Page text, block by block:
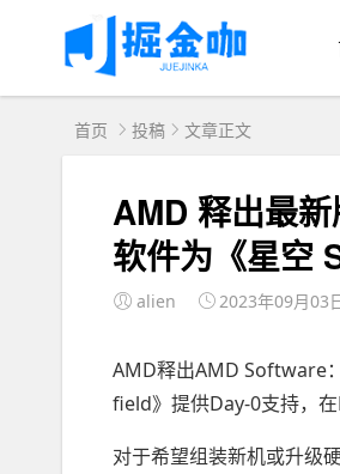
首页 投稿 文章正文
AMD 释出最
软件为《星空
alien 2023年09月03
AMD释出AMD Software
field》提供Day-0支持，
对于希望组装新机或升级